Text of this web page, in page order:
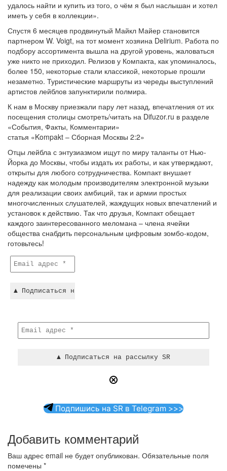
удалось найти и купить из того, о чём я был наслышан и хотел
иметь у себя в коллекции».
Спустя 6 месяцев продвинутый Майкл Майер становится
партнером W. Voigt, на тот момент хозяина Delirium. Работа по
подбору ассортимента вышла на другой уровень, жаловаться
уже никто не приходил. Релизов у Компакта, как упоминалось,
более 150, некоторые стали классикой, некоторые прошли
незаметно. Туристические маршруты из череды выступлений
артистов лейблов запунктирили полмира.
К нам в Москву приезжали пару лет назад, впечатления от их
посещения столицы смотреть/читать на Difuzor.ru в разделе
«События, Факты, Комментарии»
статья «Kompakt – Сборная Москвы 2:2»
Отцы лейбла с энтузиазмом ищут по миру таланты от Нью-
Йорка до Москвы, чтобы издать их работы, и как утверждают,
открыты для любого сотрудничества. Компакт внушает
надежду как молодым производителям электронной музыки
для реализации своих амбиций, так и армии простых
многочисленных слушателей, жаждущих новых впечатлений и
установок к действию. Так что друзья, Компакт обещает
каждого заинтересованного меломана – члена ячейки
общества снабдить персональным цифровым зомбо-кодом,
готовьтесь!
Подпишись на SR в Telegram >>>
Добавить комментарий
Ваш адрес email не будет опубликован. Обязательные поля
помечены *